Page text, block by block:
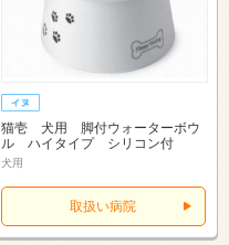
猫壱 犬用 脚付ウォーターボウ
ル ハイタイプ シリコン付
犬用
取扱い病院